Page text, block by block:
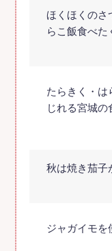
ほくほくのさ
らこ飯食べ
たらきく・は
じれる宮城の
秋は焼き茄子
ジャガイモを